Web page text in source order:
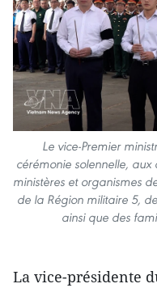
Le vice-Premier
cérémonie solennelle,
ministères et organismes
de la Région militaire 5,
ainsi que des
La vice-présidente